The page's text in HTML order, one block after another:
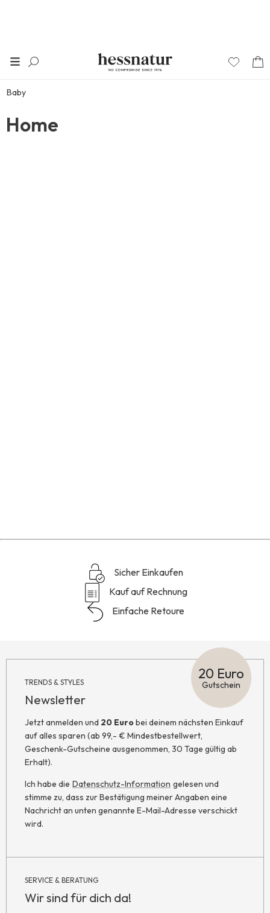
Baby
Home
Sicher Einkaufen
Kauf auf Rechnung
Einfache Retoure
TRENDS & STYLES
Newsletter
20 Euro
Gutschein
Jetzt anmelden und 20 Eurobei deinem nächsten Einkauf
auf alles sparen (ab 99,- € Mindestbestellwert,
Geschenk-Gutscheine ausgenommen, 30 Tage gültig ab
Erhalt).
Ich habe die Datenschutz-Information gelesen und
stimme zu, dass zur Bestätigung meiner Angaben eine
Nachricht an unten genannte E-Mail-Adresse verschickt
wird.
SERVICE & BERATUNG
Wir sind für dich da!